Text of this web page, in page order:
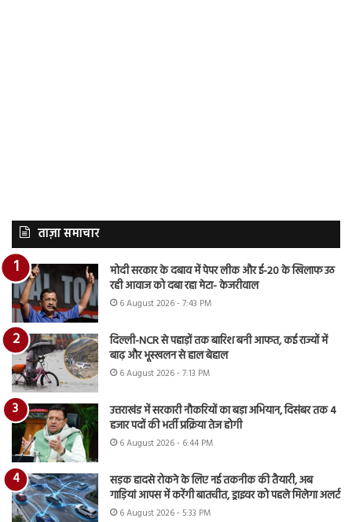
ताज़ा समाचार
मोदी सरकार के दबाव में पेपर लीक और ई-20 के खिलाफ उठ
रही आवाज को दबा रहा मेटा- केजरीवाल
6 August 2026 - 7:43 PM
दिल्ली-NCR से पहाड़ों तक बारिश बनी आफत, कई राज्यों में
बाढ़ और भूस्खलन से हाल बेहाल
6 August 2026 - 7:13 PM
उत्तराखंड में सरकारी नौकरियों का बड़ा अभियान, दिसंबर तक 4
हजार पदों की भर्ती प्रक्रिया तेज होगी
6 August 2026 - 6:44 PM
सड़क हादसे रोकने के लिए नई तकनीक की तैयारी, अब
गाड़ियां आपस में करेंगी बातचीत, ड्राइवर को पहले मिलेगा अलर्ट
6 August 2026 - 5:33 PM